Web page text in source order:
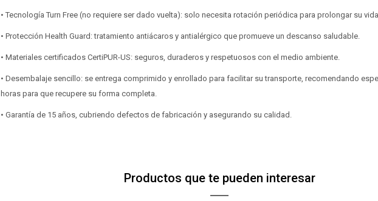
• Tecnología Turn Free (no requiere ser dado vuelta): solo necesita rotación periódica para prolongar su vida
• Protección Health Guard: tratamiento antiácaros y antialérgico que promueve un descanso saludable.
• Materiales certificados CertiPUR-US: seguros, duraderos y respetuosos con el medio ambiente.
• Desembalaje sencillo: se entrega comprimido y enrollado para facilitar su transporte, recomendando
horas para que recupere su forma completa.
• Garantía de 15 años, cubriendo defectos de fabricación y asegurando su calidad.
Productos que te pueden interesar